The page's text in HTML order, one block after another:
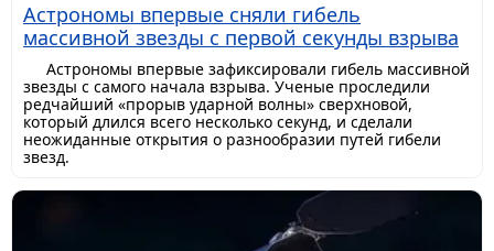
Астрономы впервые сняли гибель
массивной звезды с первой секунды взрыва
Астрономы впервые зафиксировали гибель массивной
звезды с самого начала взрыва. Ученые проследили
редчайший «прорыв ударной волны» сверхновой,
который длился всего несколько секунд, и сделали
неожиданные открытия о разнообразии путей гибели
звезд.